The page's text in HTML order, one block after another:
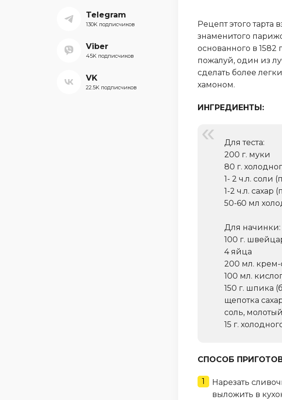
Telegram
130K подписчиков
Viber
45K подписчиков
VK
22.5K подписчиков
Рецепт этого тарта
знаменитого
основанного в 1582
пожалуй, один из
сделать более
хамоном.
ИНГРЕДИЕНТЫ:
Для теста:
200 г. муки
80 г.
1- 2 ч.л. соли
1-2 ч.л. сахар
50-60 мл
Для начинки:
100 г.
4 яйца
200 мл.
100 мл.
150 г. шпика
щепотка
соль,
15 г.
СПОСОБ
Нарезать
выложить в